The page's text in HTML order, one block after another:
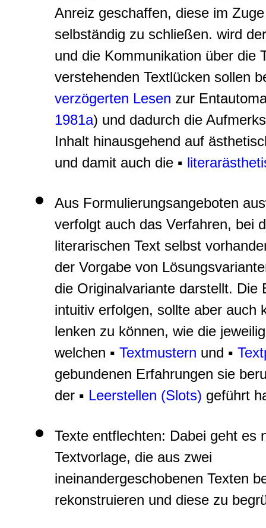
Anreiz geschaffen, diese im
selbständig zu schließen. wird
und die Kommunikation über die
verstehenden Textlücken sollen
verzögerten Lesen zur
1981a) und dadurch die
Inhalt hinausgehend auf
und damit auch die ▪
Aus Formulierungsangeboten
verfolgt auch das Verfahren, bei
literarischen Text selbst
der Vorgabe von
die Originalvariante darstellt. Die
intuitiv erfolgen, sollte aber auch
lenken zu können, wie die
welchen ▪ Textmustern und ▪
gebundenen Erfahrungen sie
der ▪ Leerstellen (Slots) geführt
Texte entflechten: Dabei geht es
Textvorlage, die aus zwei
ineinandergeschobenen Texten
rekonstruieren und diese zu